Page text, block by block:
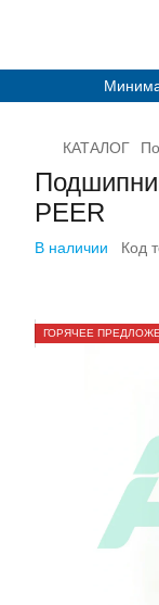
КАТАЛОГ
PEER
В наличии Код
ГОРЯЧЕЕ